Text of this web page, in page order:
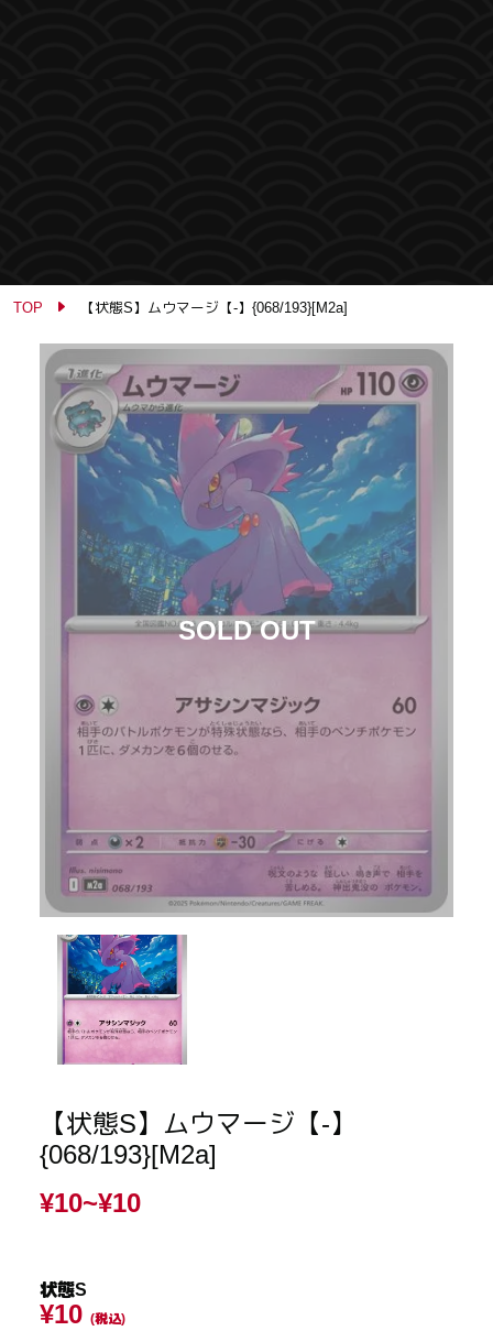
TOP 【状態S】ムウマージ【-】{068/193}[M2a]
【状態S】ムウマージ【-】
{068/193}[M2a]
¥10~¥10
状態S
¥10 (税込)